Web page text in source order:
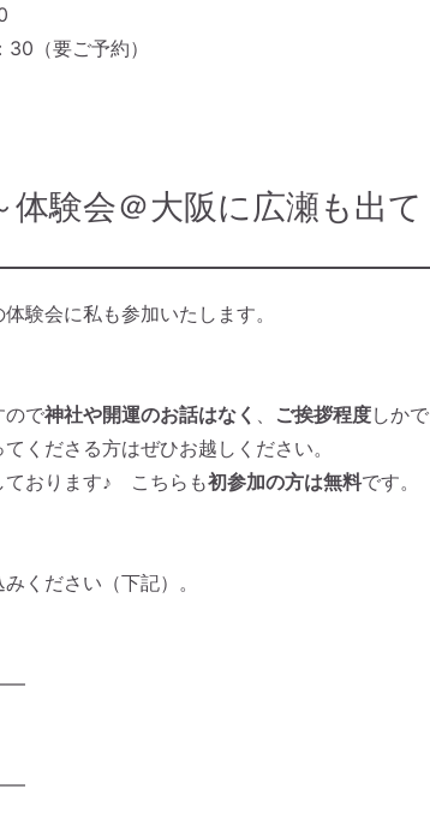
（要ご予約）
験会＠大阪に広瀬も出て
験会に私も参加いたします。
ので神社や開運のお話はなく ご挨拶程度しかで
くださる方はぜひお越しください。
ております♪ こちらも初参加の方は無料です。
ください（下記）。